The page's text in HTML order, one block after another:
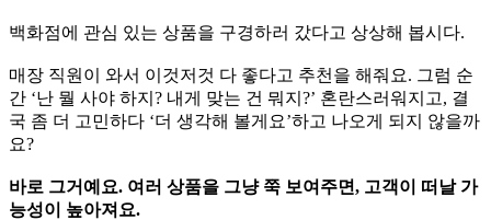
백화점에 관심 있는 상품을 구경하러 갔다고 상상해 봅시다.
매장 직원이 와서 이것저것 다 좋다고 추천을 해줘요. 그럼 순
간 ‘난 뭘 사야 하지? 내게 맞는 건 뭐지?’ 혼란스러워지고, 결
국 좀 더 고민하다 ‘더 생각해 볼게요’하고 나오게 되지 않을까
요?
바로 그거예요. 여러 상품을 그냥 쭉 보여주면, 고객이 떠날 가
능성이 높아져요.